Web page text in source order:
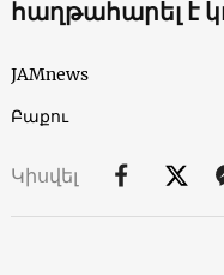
հաղթահարել է
JAMnews
Բաքու
Կիսվել